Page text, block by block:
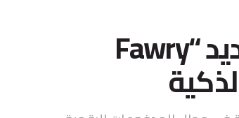
افتتاح مقر شركة فوري الجديد “Fawry